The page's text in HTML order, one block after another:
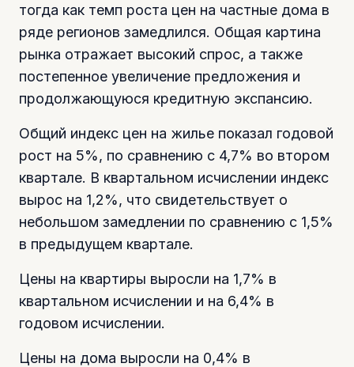
тогда как темп роста цен на частные дома в
ряде регионов замедлился. Общая картина
рынка отражает высокий спрос, а также
постепенное увеличение предложения и
продолжающуюся кредитную экспансию.
Общий индекс цен на жилье показал годовой
рост на 5%, по сравнению с 4,7% во втором
квартале. В квартальном исчислении индекс
вырос на 1,2%, что свидетельствует о
небольшом замедлении по сравнению с 1,5%
в предыдущем квартале.
Цены на квартиры выросли на 1,7% в
квартальном исчислении и на 6,4% в
годовом исчислении.
Цены на дома выросли на 0,4% в